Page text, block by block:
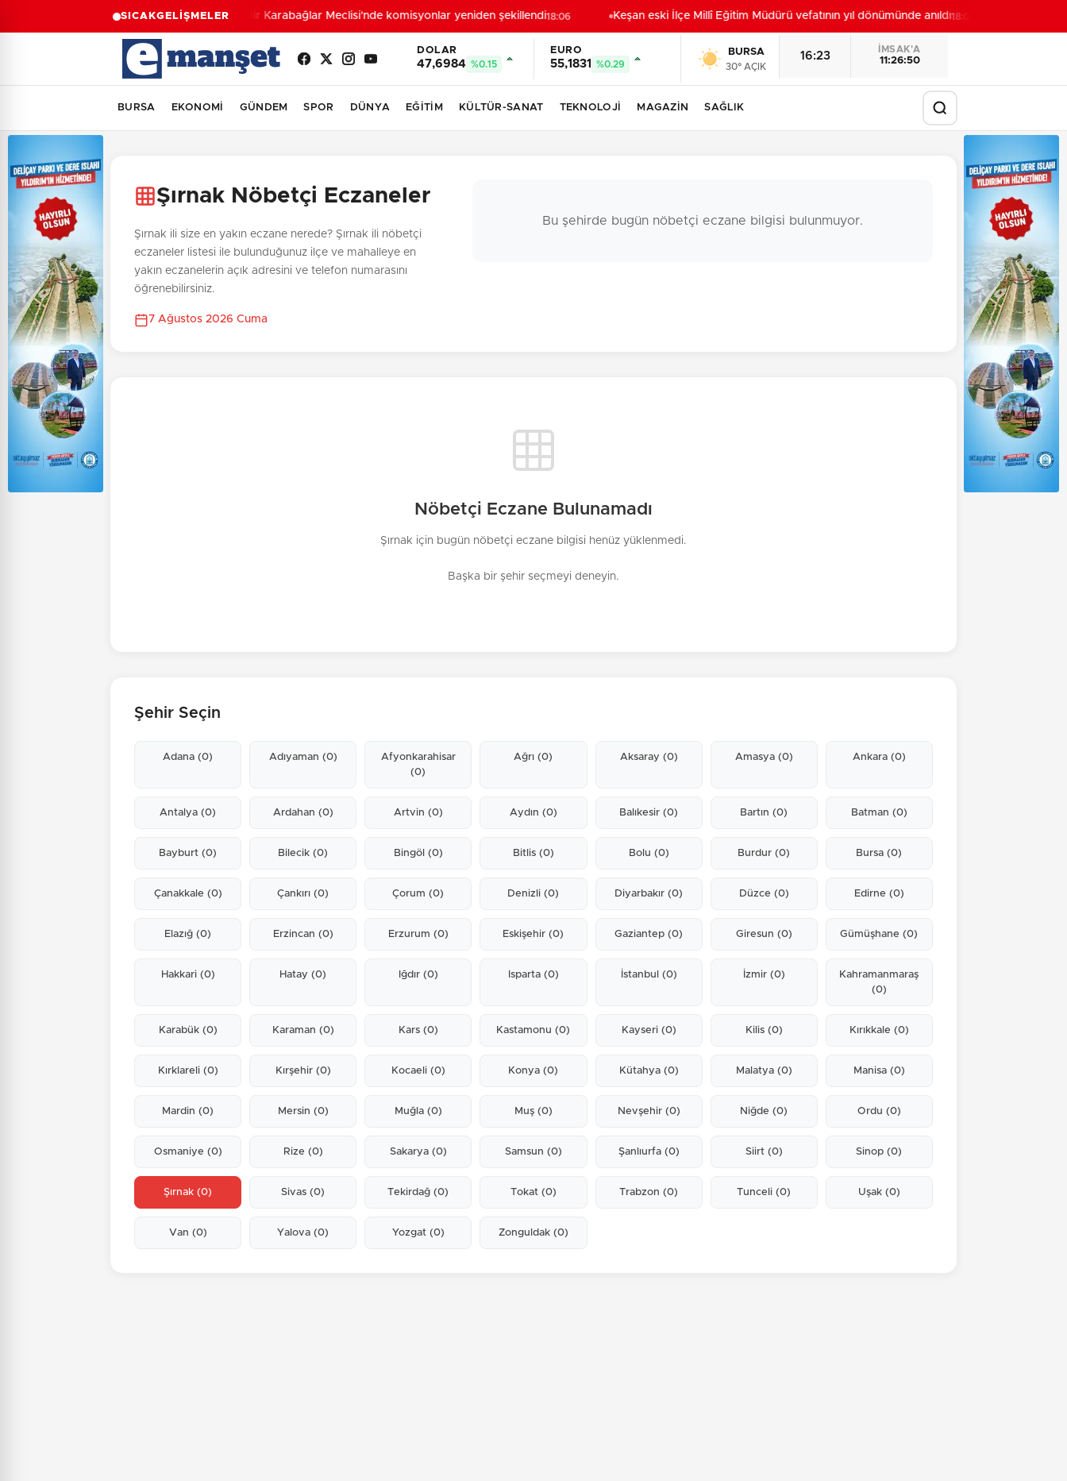
SICAKGELİŞMELERİzmir Karabağlar Meclisi'nde komisyonlar yeniden şekillendi18:06 Keşan eski İlçe Millî Eğitim Müdürü vefatının yıl dönümünde anıldı18:00
DOLAR
47,6984 %0.15
EURO
55,1831 %0.29
BURSA
30° AÇIK
16:23
İMSAK'A
11:26:49
BURSA EKONOMİ GÜNDEM SPOR DÜNYA EĞİTİM KÜLTÜR-SANAT TEKNOLOJİ MAGAZİN SAĞLIK
Şırnak Nöbetçi Eczaneler
Şırnak ili size en yakın eczane nerede? Şırnak ili nöbetçi
eczaneler listesi ile bulunduğunuz ilçe ve mahalleye en
yakın eczanelerin açık adresini ve telefon numarasını
öğrenebilirsiniz.
7 Ağustos 2026 Cuma
Bu şehirde bugün nöbetçi eczane bilgisi bulunmuyor.
Nöbetçi Eczane Bulunamadı
Şırnak için bugün nöbetçi eczane bilgisi henüz yüklenmedi.
Başka bir şehir seçmeyi deneyin.
Şehir Seçin
Adana(0) Adıyaman (0)
Afyonkarahisar
(0)
Ağrı(0) Aksaray (0) Amasya (0) Ankara (0)
Antalya(0) Ardahan (0) Artvin (0) Aydın (0) Balıkesir(0) Bartın(0) Batman (0)
Bayburt(0) Bilecik(0) Bingöl (0) Bitlis (0) Bolu (0) Burdur(0) Bursa(0)
Çanakkale (0) Çankırı(0) Çorum(0) Denizli(0) Diyarbakır(0) Düzce (0) Edirne (0)
Elazığ(0) Erzincan (0) Erzurum (0) Eskişehir(0) Gaziantep(0) Giresun (0) Gümüşhane(0)
Hakkari (0) Hatay(0) Iğdır (0) Isparta (0) İstanbul (0) İzmir (0)
Kahramanmaraş
(0)
Karabük (0) Karaman (0) Kars (0) Kastamonu(0) Kayseri (0) Kilis (0) Kırıkkale (0)
Kırklareli (0) Kırşehir (0) Kocaeli (0) Konya(0) Kütahya (0) Malatya (0) Manisa (0)
Mardin(0) Mersin (0) Muğla (0) Muş (0) Nevşehir (0) Niğde(0) Ordu (0)
Osmaniye (0) Rize (0) Sakarya (0) Samsun (0) Şanlıurfa (0) Siirt (0) Sinop(0)
Şırnak(0) Sivas(0) Tekirdağ(0) Tokat (0) Trabzon(0) Tunceli(0) Uşak (0)
Van (0) Yalova(0) Yozgat (0) Zonguldak (0)